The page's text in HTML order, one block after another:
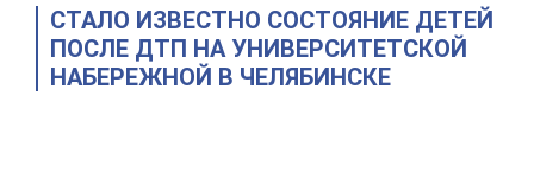
СТАЛО ИЗВЕСТНО СОСТОЯНИЕ ДЕТЕЙ
ПОСЛЕ ДТП НА УНИВЕРСИТЕТСКОЙ
НАБЕРЕЖНОЙ В ЧЕЛЯБИНСКЕ